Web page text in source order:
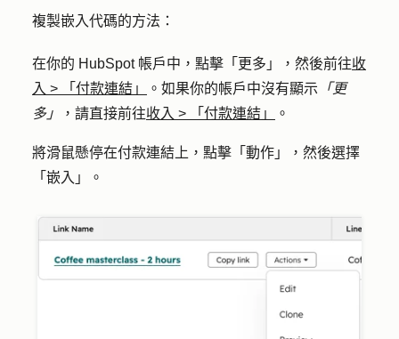
複製嵌入代碼的方法：
在你的 HubSpot 帳戶中，點擊 「更多」 ，然後前往收
入 > 「付款連結」 。如果你的帳戶中沒有顯示 「更
多」
，請直接前往收入 > 「付款連結」 。
將滑鼠懸停在付款連結上，點擊「 動作 」，然後選擇
「 嵌入」 。